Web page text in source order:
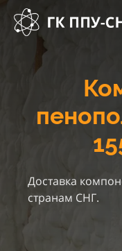
Доставка
странам СНГ.